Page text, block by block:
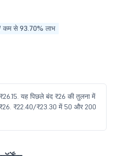
कम से 93.70% लाभ
यह पिछले बंद ₹26 की तुलना में
₹22.40/₹23.30 में 50 और 200